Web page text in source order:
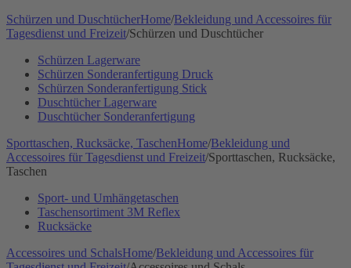
Schürzen und DuschtücherHome/Bekleidung und Accessoires für
Tagesdienst und Freizeit/Schürzen und Duschtücher
Schürzen Lagerware
Schürzen Sonderanfertigung Druck
Schürzen Sonderanfertigung Stick
Duschtücher Lagerware
Duschtücher Sonderanfertigung
Sporttaschen, Rucksäcke, TaschenHome/Bekleidung und
Accessoires für Tagesdienst und Freizeit/Sporttaschen, Rucksäcke,
Taschen
Sport- und Umhängetaschen
Taschensortiment 3M Reflex
Rucksäcke
Accessoires und SchalsHome/Bekleidung und Accessoires für